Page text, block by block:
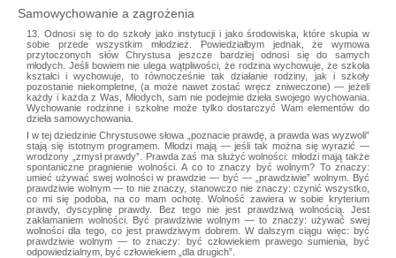
Samowychowanie a zagrożenia
13. Odnosi się to do szkoły jako instytucji i jako środowiska, które skupia w
sobie przede wszystkim młodzież. Powiedziałbym jednak, że wymowa
przytoczonych słów Chrystusa jeszcze bardziej odnosi się do samych
młodych. Jeśli bowiem nie ulega wątpliwości, że rodzina wychowuje, że szkoła
kształci i wychowuje, to równocześnie tak działanie rodziny, jak i szkoły
pozostanie niekompletne, (a może nawet zostać wręcz zniweczone) — jeżeli
każdy i każda z Was, Młodych, sam nie podejmie dzieła swojego wychowania.
Wychowanie rodzinne i szkolne może tylko dostarczyć Wam elementów do
dzieła samowychowania.
I w tej dziedzinie Chrystusowe słowa „poznacie prawdę, a prawda was wyzwoli”
stają się istotnym programem. Młodzi mają — jeśli tak można się wyrazić —
wrodzony „zmysł prawdy”. Prawda zaś ma służyć wolności: młodzi mają także
spontaniczne pragnienie wolności. A co to znaczy być wolnym? To znaczy:
umieć używać swej wolności w prawdzie — być — „prawdziwie” wolnym. Być
prawdziwie wolnym — to nie znaczy, stanowczo nie znaczy: czynić wszystko,
co mi się podoba, na co mam ochotę. Wolność zawiera w sobie kryterium
prawdy, dyscyplinę prawdy. Bez tego nie jest prawdziwą wolnością. Jest
zakłamaniem wolności. Być prawdziwie wolnym — to znaczy: używać swej
wolności dla tego, co jest prawdziwym dobrem. W dalszym ciągu więc: być
prawdziwie wolnym — to znaczy: być człowiekiem prawego sumienia, być
odpowiedzialnym, być człowiekiem „dla drugich”.